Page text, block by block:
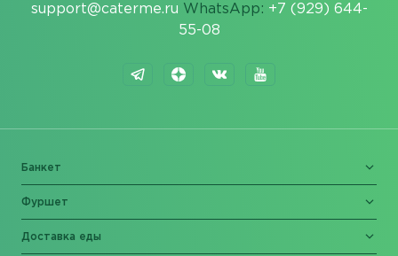
support@caterme.ru WhatsApp: +7 (929) 644-
55-08
Банкет
Фуршет
Доставка еды